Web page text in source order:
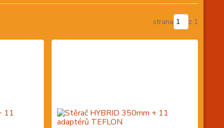
strana z 1